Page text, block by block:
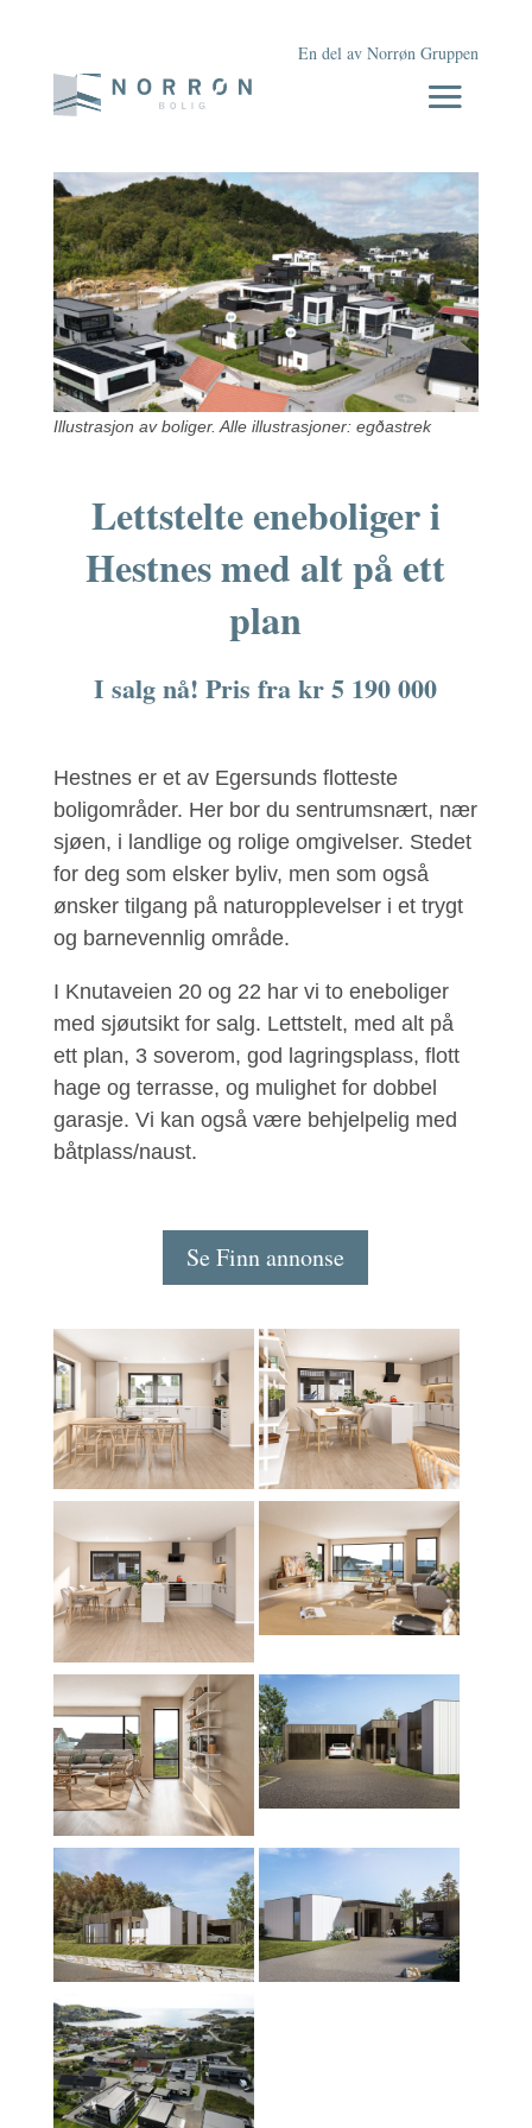
En del av Norrøn Gruppen
Illustrasjon av boliger. Alle illustrasjoner: egðastrek
Lettstelte eneboliger i
Hestnes med alt på ett
plan
I salg nå!Pris fra kr 5 190 000
Hestnes er et av Egersunds flotteste
boligområder. Her bor du sentrumsnært, nær
sjøen, i landlige og rolige omgivelser. Stedet
for deg som elsker byliv, men som også
ønsker tilgang på naturopplevelser i et trygt
og barnevennlig område.
I Knutaveien 20 og 22 har vi to eneboliger
med sjøutsikt for salg. Lettstelt, med alt på
ett plan, 3 soverom, god lagringsplass, flott
hage og terrasse, og mulighet for dobbel
garasje. Vi kan også være behjelpelig med
båtplass/naust.
Se Finn annonse